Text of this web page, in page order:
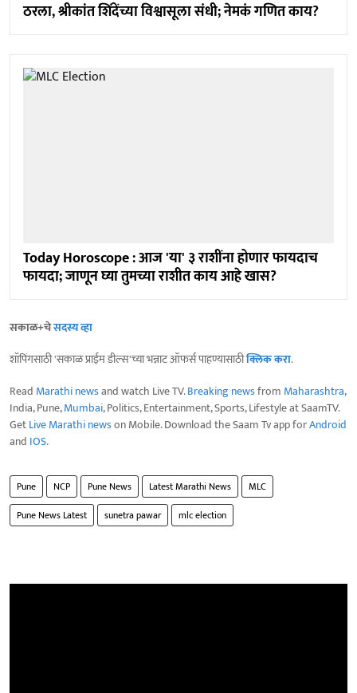
ठरला, श्रीकांत शिंदेंच्या विश्वासूला संधी; नेमकं गणित काय?
Today Horoscope : आज 'या' ३ राशींना होणार फायदाच
फायदा; जाणून घ्या तुमच्या राशीत काय आहे खास?
सकाळ+चेसदस्य व्हा
शॉपिंगसाठी 'सकाळ प्राईम डील्स'च्या भन्नाट ऑफर्स पाहण्यासाठीक्लिक करा.
Read Marathi newsand watch Live TV.Breaking newsfrom Maharashtra,
India, Pune,Mumbai, Politics, Entertainment, Sports, Lifestyle at SaamTV.
GetLive Marathi newson Mobile. Download the Saam Tv app forAndroid
and IOS.
Pune NCP Pune News Latest Marathi News
MLC
Pune News Latest
sunetra pawar mlc election